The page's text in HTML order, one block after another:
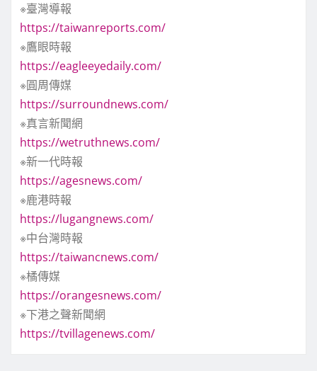
※臺灣導報
https://taiwanreports.com/
※鷹眼時報
https://eagleeyedaily.com/
※圓周傳媒
https://surroundnews.com/
※真言新聞網
https://wetruthnews.com/
※新一代時報
https://agesnews.com/
※鹿港時報
https://lugangnews.com/
※中台灣時報
https://taiwancnews.com/
※橘傳媒
https://orangesnews.com/
※下港之聲新聞網
https://tvillagenews.com/